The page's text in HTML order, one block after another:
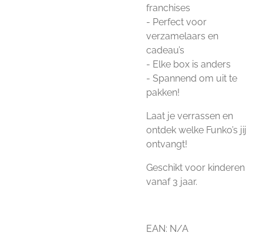
franchises
- Perfect voor
verzamelaars en
cadeau’s
- Elke box is anders
- Spannend om uit te
pakken!
Laat je verrassen en
ontdek welke Funko’s jij
ontvangt!
Geschikt voor kinderen
vanaf 3 jaar.
EAN: N/A